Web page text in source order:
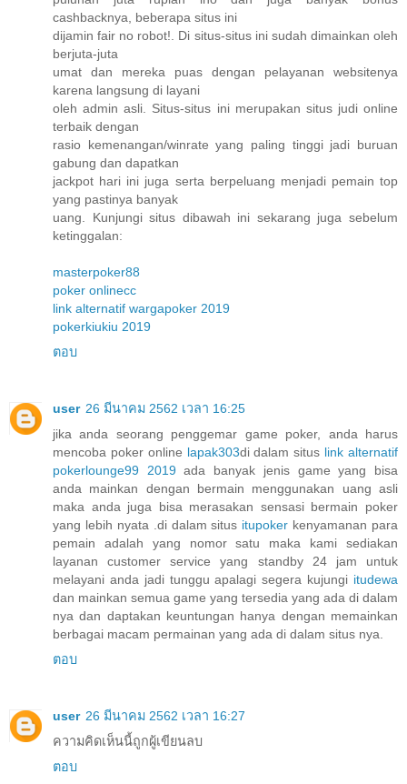
cashbacknya, beberapa situs ini
dijamin fair no robot!. Di situs-situs ini sudah dimainkan oleh
berjuta-juta
umat dan mereka puas dengan pelayanan websitenya
karena langsung di layani
oleh admin asli. Situs-situs ini merupakan situs judi online
terbaik dengan
rasio kemenangan/winrate yang paling tinggi jadi buruan
gabung dan dapatkan
jackpot hari ini juga serta berpeluang menjadi pemain top
yang pastinya banyak
uang. Kunjungi situs dibawah ini sekarang juga sebelum
ketinggalan:
masterpoker88
poker onlinecc
link alternatif wargapoker 2019
pokerkiukiu 2019
ตอบ
user 26 มีนาคม 2562 เวลา 16:25
jika anda seorang penggemar game poker, anda harus
mencoba poker online lapak303di dalam situs link alternatif
pokerlounge99 2019ada banyak jenis game yang bisa
anda mainkan dengan bermain menggunakan uang asli
maka anda juga bisa merasakan sensasi bermain poker
yang lebih nyata .di dalam situs itupoker kenyamanan para
pemain adalah yang nomor satu maka kami sediakan
layanan customer service yang standby 24 jam untuk
melayani anda jadi tunggu apalagi segera kujungi itudewa
dan mainkan semua game yang tersedia yang ada di dalam
nya dan daptakan keuntungan hanya dengan memainkan
berbagai macam permainan yang ada di dalam situs nya.
ตอบ
user 26 มีนาคม 2562 เวลา 16:27
ความคิดเห็นนี้ถูกผู้เขียนลบ
ตอบ